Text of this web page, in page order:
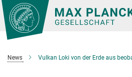
Hauptinhalt
News Vulkan Loki von der Erde aus